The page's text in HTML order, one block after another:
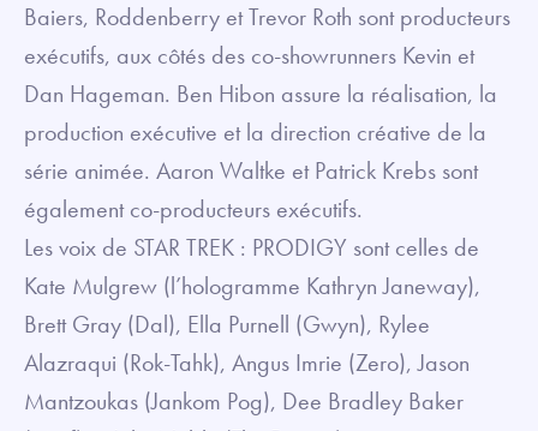
Baiers, Roddenberry et Trevor Roth sont producteurs
exécutifs, aux côtés des co-showrunners Kevin et
Dan Hageman. Ben Hibon assure la réalisation, la
production exécutive et la direction créative de la
série animée. Aaron Waltke et Patrick Krebs sont
également co-producteurs exécutifs.
Les voix de STAR TREK : PRODIGY sont celles de
Kate Mulgrew (l’hologramme Kathryn Janeway),
Brett Gray (Dal), Ella Purnell (Gwyn), Rylee
Alazraqui (Rok-Tahk), Angus Imrie (Zero), Jason
Mantzoukas (Jankom Pog), Dee Bradley Baker